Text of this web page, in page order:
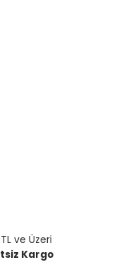
ve Üzeri
Kargo